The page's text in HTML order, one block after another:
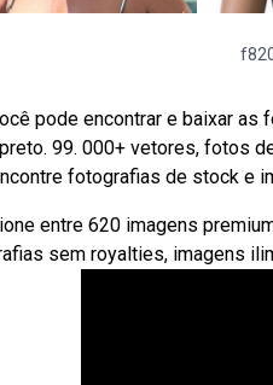
pode encontrar e baixar
99. 000+ vetores, fotos
fotografias de stock e
entre 620 imagens
sem royalties, imagens